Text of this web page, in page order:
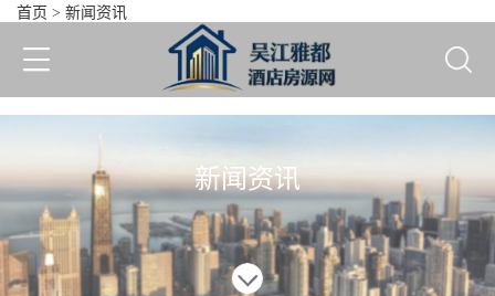
首页 > 新闻资讯
标题
新闻资讯